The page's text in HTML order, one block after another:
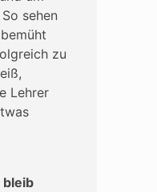
sehen
zu
Lehrer
bleib